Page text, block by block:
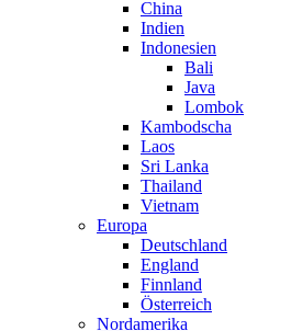
China
Indien
Indonesien
Bali
Java
Lombok
Kambodscha
Laos
Sri Lanka
Thailand
Vietnam
Europa
Deutschland
England
Finnland
Österreich
Nordamerika